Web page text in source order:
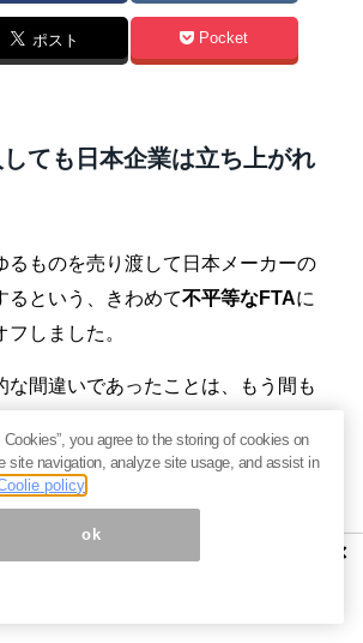
ポスト Pocket
ても日本企業は立ち上がれ
るものを売り渡して日本メーカーの
るという、きわめて不平等なFTAに
しました。
な間違いであったことは、もう間も
落をたどる日本企業の再生のために
ァンドもボロボロです。
ろと名称だけは変更になっています
ーのお取りつぶし、ルネサスの半導
パンディスプレーは粉飾の嵐で、も
×
you agree to the storing of cookies on
site navigation, analyze site usage, and assist in
policy
ok